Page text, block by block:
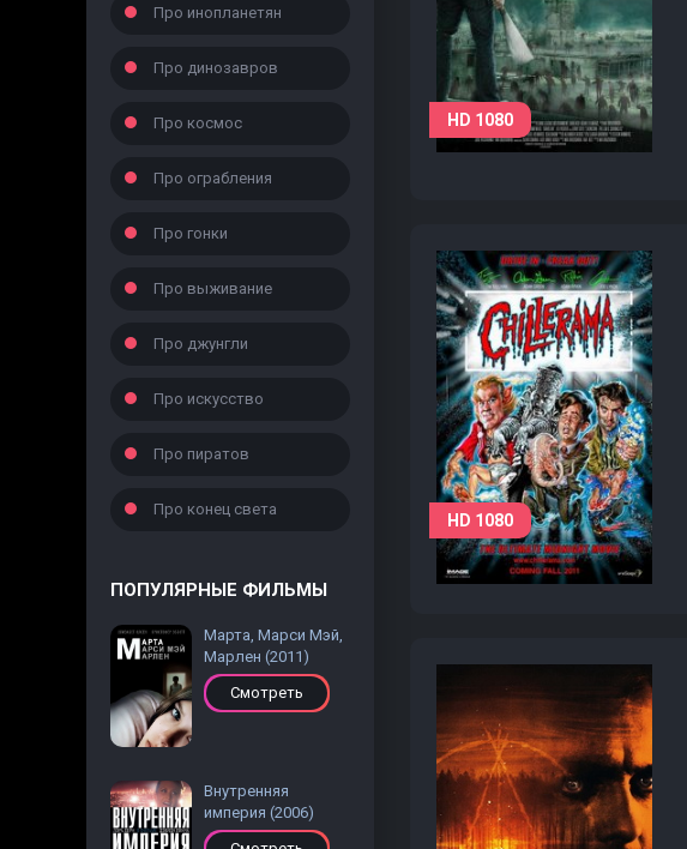
Про инопланетян
Про динозавров
Про космос
Про ограбления
Про гонки
Про выживание
Про джунгли
Про искусство
Про пиратов
Про конец света
ПОПУЛЯРНЫЕ ФИЛЬМЫ
Марта, Марси Мэй,
Марлен (2011)
Смотреть
Внутренняя
империя (2006)
HD 1080
HD 1080